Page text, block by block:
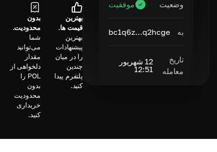
وضعیت موفقیت
به bc1q6z...q2hcge
تاریخ
معامله
12 شهریور
12:51
بهترین
قیمت ها.
بهترین
پیشنهادات
را در میان
چندین
پلتفرم پیدا
کنید.
بدون
محدودیت.
شما
می‌توانید
مقدار
دلخواهی از
POL را
بدون
محدودیت
خریداری
کنید.